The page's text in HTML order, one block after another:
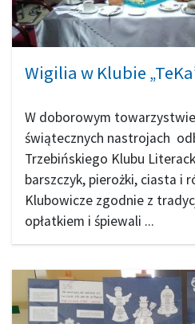
Wigilia w Klubie
W doborowym
świątecznych nastrojach
Trzebińskiego Klubu
barszczyk, pierożki, ciasta i
Klubowicze zgodnie z
opłatkiem i śpiewali ...